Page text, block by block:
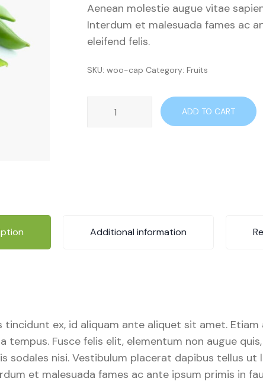
Aenean molestie augue vitae
Interdum et malesuada fames ac
eleifend felis.
SKU: woo-cap Category: Fruits
ADD TO CART
Additional information
ex, id aliquam ante aliquet sit amet.
Fusce felis elit, elementum non augue
sodales nisi. Vestibulum placerat dapibus tellus
et malesuada fames ac ante ipsum primis in